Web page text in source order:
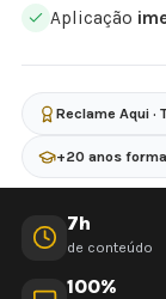
Aplicação
Reclame Aqui ·
+20 anos
7h
de conteúdo
100%